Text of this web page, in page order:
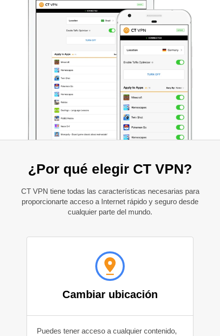
¿Por qué elegir CT VPN?
CT VPN tiene todas las características necesarias para
proporcionarte acceso a Internet rápido y seguro desde
cualquier parte del mundo.
Cambiar ubicación
Puedes tener acceso a cualquier contenido,